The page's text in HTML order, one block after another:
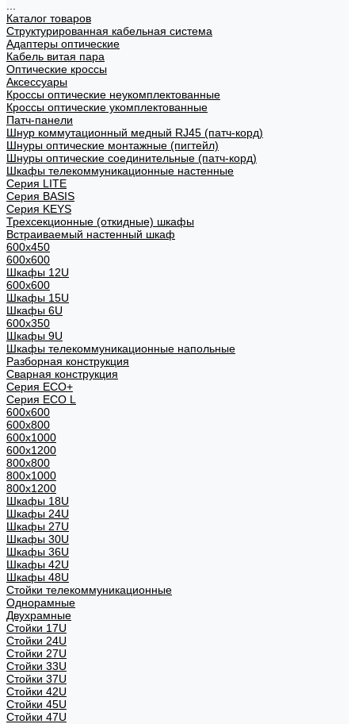
Каталог товаров
Структурированная кабельная система
Адаптеры оптические
Кабель витая пара
Оптические кроссы
Аксессуары
Кроссы оптические неукомплектованные
Кроссы оптические укомплектованные
Патч-панели
Шнур коммутационный медный RJ45 (патч-корд)
Шнуры оптические монтажные (пигтейл)
Шнуры оптические соединительные (патч-корд)
Шкафы телекоммуникационные настенные
Cерия LITE
Cерия BASIS
Cерия KEYS
Трехсекционные (откидные) шкафы
Встраиваемый настенный шкаф
600x450
600x600
Шкафы 12U
600x600
Шкафы 15U
Шкафы 6U
600x350
Шкафы 9U
Шкафы телекоммуникационные напольные
Разборная конструкция
Сварная конструкция
Серия ECO+
Серия ECO L
600x600
600x800
600х1000
600х1200
800x800
800х1000
800х1200
Шкафы 18U
Шкафы 24U
Шкафы 27U
Шкафы 30U
Шкафы 36U
Шкафы 42U
Шкафы 48U
Стойки телекоммуникационные
Однорамные
Двухрамные
Стойки 17U
Стойки 24U
Стойки 27U
Стойки 33U
Стойки 37U
Стойки 42U
Стойки 45U
Стойки 47U